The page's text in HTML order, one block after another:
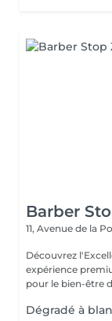
Barber
11, Avenue de la
Découvrez l'Excellence
expérience
pour le bien-être
Dégradé à